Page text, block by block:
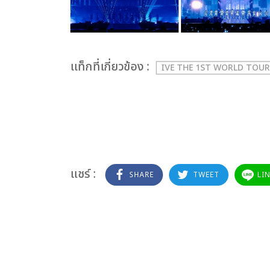
เเท็กที่เกี่ยวข้อง : IVE THE 1ST WORLD
แชร์ : SHARE TWEET